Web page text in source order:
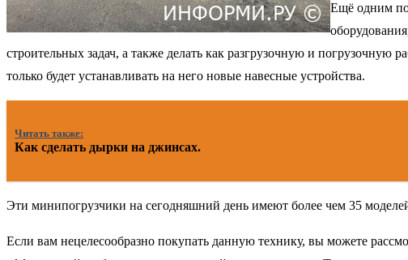
Ещё одним
строительных задач, а также делать как разгрузочную и погрузочную
только будет устанавливать на него новые навесные устройства.
Читать также:
Как сделать дырки на джинсах.
Эти минипогрузчики на сегодняшний день имеют более чем 35
Если вам нецелесообразно покупать данную технику, вы можете